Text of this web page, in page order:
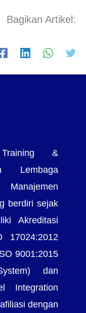
Bagikan Artikel:
&
Lembaga
berdiri sejak
Akreditasi
17024:2012
9001:2015
dan
Integration
dengan